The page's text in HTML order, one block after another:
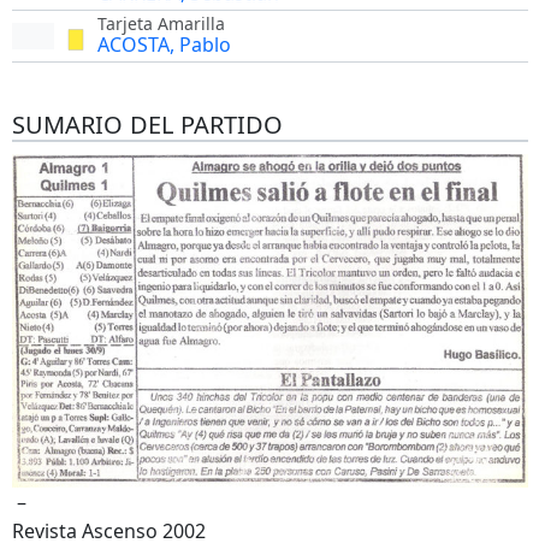
Tarjeta Amarilla
ACOSTA, Pablo
SUMARIO DEL PARTIDO
–
Revista Ascenso 2002